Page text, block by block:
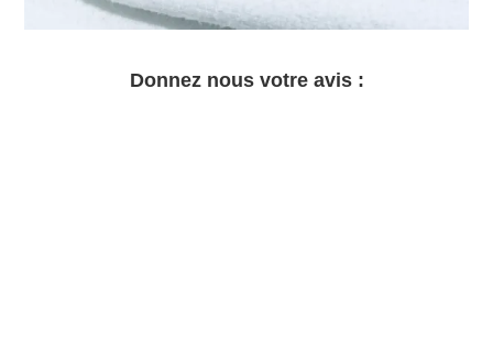
Donnez nous votre avis :